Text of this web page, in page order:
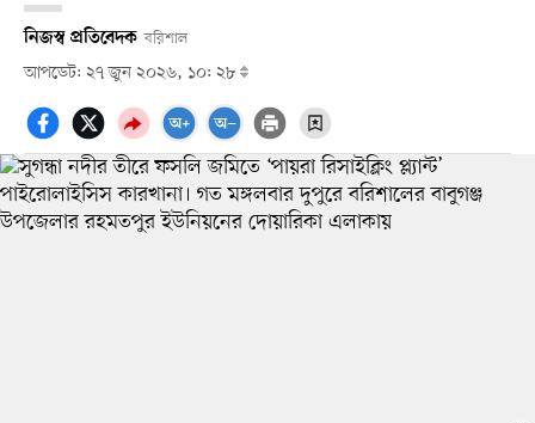
নিজস্ব প্রতিবেদক বরিশাল
আপডেট: ২৭ জুন ২০২৬, ১০: ২৮